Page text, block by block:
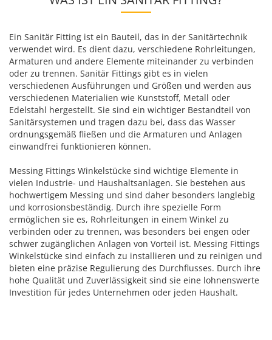
Ein Sanitär Fitting ist ein Bauteil, das in der Sanitärtechnik
verwendet wird. Es dient dazu, verschiedene Rohrleitungen,
Armaturen und andere Elemente miteinander zu verbinden
oder zu trennen. Sanitär Fittings gibt es in vielen
verschiedenen Ausführungen und Größen und werden aus
verschiedenen Materialien wie Kunststoff, Metall oder
Edelstahl hergestellt. Sie sind ein wichtiger Bestandteil von
Sanitärsystemen und tragen dazu bei, dass das Wasser
ordnungsgemäß fließen und die Armaturen und Anlagen
einwandfrei funktionieren können.
Messing Fittings Winkelstücke sind wichtige Elemente in
vielen Industrie- und Haushaltsanlagen. Sie bestehen aus
hochwertigem Messing und sind daher besonders langlebig
und korrosionsbeständig. Durch ihre spezielle Form
ermöglichen sie es, Rohrleitungen in einem Winkel zu
verbinden oder zu trennen, was besonders bei engen oder
schwer zugänglichen Anlagen von Vorteil ist. Messing Fittings
Winkelstücke sind einfach zu installieren und zu reinigen und
bieten eine präzise Regulierung des Durchflusses. Durch ihre
hohe Qualität und Zuverlässigkeit sind sie eine lohnenswerte
Investition für jedes Unternehmen oder jeden Haushalt.